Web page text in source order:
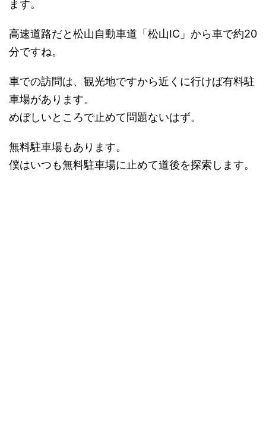
ます。
高速道路だと松山自動車道「松山IC」から車で約20
分ですね。
車での訪問は、観光地ですから近くに行けば有料駐
車場があります。
めぼしいところで止めて問題ないはず。
無料駐車場もあります。
僕はいつも無料駐車場に止めて道後を探索します。